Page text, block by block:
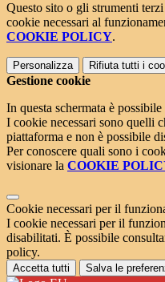
Questo sito o gli strumenti
cookie necessari al
COOKIE POLICY.
Personalizza Rifiuta tutti i
Gestione cookie
In questa schermata è
I cookie necessari sono quelli
piattaforma e non è possibile
Per conoscere quali sono i
visionare la COOKIE
Cookie necessari per il
I cookie necessari per il
disabilitati. È possibile
policy.
Accetta tutti Salva le